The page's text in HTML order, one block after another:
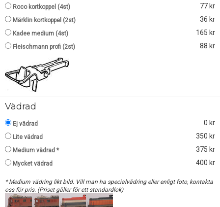
Roco kortkoppel (4st) 77 kr
Märklin kortkoppel (2st) 36 kr
Kadee medium (4st) 165 kr
Fleischmann profi (2st) 88 kr
Vädrad
Ej vädrad 0 kr
Lite vädrad 350 kr
Medium vädrad * 375 kr
Mycket vädrad 400 kr
* Medium vädring likt bild. Vill man ha specialvädring eller enligt foto, kontakta
oss för pris. (Priset gäller för ett standardlok)